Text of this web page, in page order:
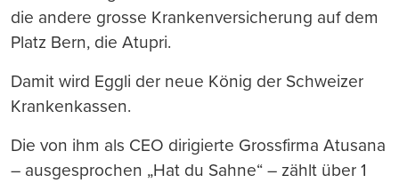
die andere grosse Krankenversicherung auf dem
Platz Bern, die Atupri.
Damit wird Eggli der neue König der Schweizer
Krankenkassen.
Die von ihm als CEO dirigierte Grossfirma Atusana
– ausgesprochen „Hat du Sahne“ – zählt über 1